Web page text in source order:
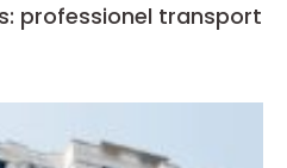
professionel transport